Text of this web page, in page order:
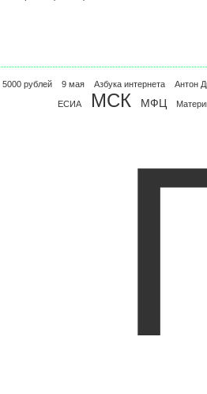
5000 рублей 9 мая Азбука интернета Антон
ЕСИА МСК МФЦ